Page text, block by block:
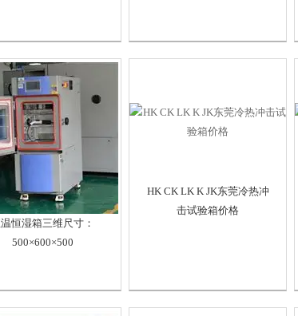
恒湿箱三维尺寸：
500×600×500
HK CK LK K JK东莞冷热冲
击试验箱价格